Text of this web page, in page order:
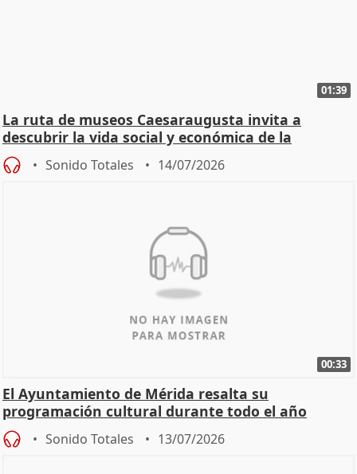
01:39
La ruta de museos Caesaraugusta invita a
descubrir la vida social y económica de la
Zaragoza ro
Sonido Totales 14/07/2026
00:33
El Ayuntamiento de Mérida resalta su
programación cultural durante todo el año
Sonido Totales 13/07/2026